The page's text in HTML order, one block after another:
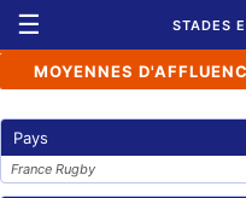
☰ STADES
MOYENNES
Pays
France Rugby